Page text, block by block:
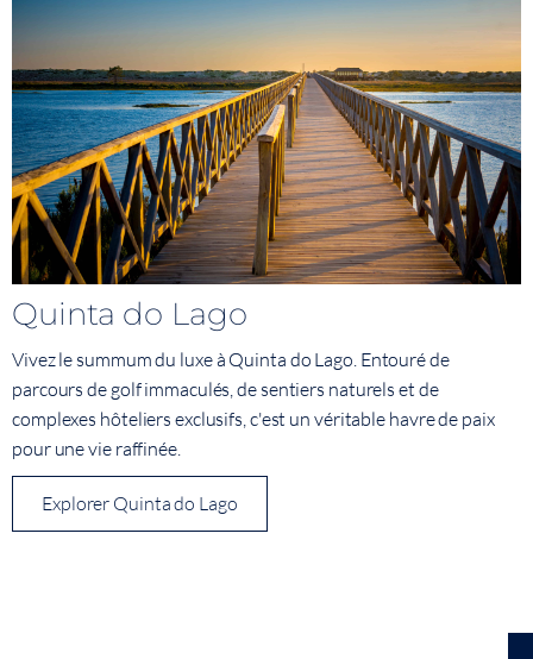
Quinta do Lago
Vivez le summum du luxe à Quinta do Lago. Entouré de
parcours de golf immaculés, de sentiers naturels et de
complexes hôteliers exclusifs, c'est un véritable havre de paix
pour une vie raffinée.
Explorer Quinta do Lago